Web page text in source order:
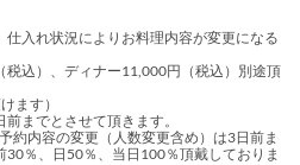
仕入れ状況によりお料理内容が変更になる
税込）、ディナー11,000円（税込）別途頂
ます）
までとさせて頂きます。
約内容の変更（人数変更含め）は3日前ま
％、日50％、当日100％頂戴しておりま